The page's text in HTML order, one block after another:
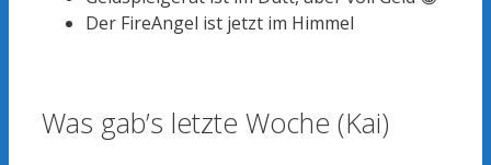
Der FireAngel ist jetzt im Himmel
Was gab’s letzte Woche (Kai)